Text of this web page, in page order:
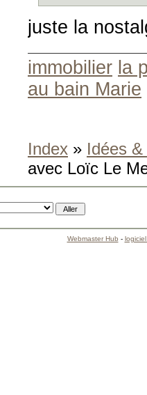
juste la
immobilier la
au bain Marie
Index » Idées
avec Loïc Le
Webmaster Hub -